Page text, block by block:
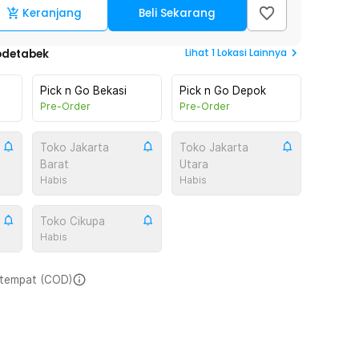
Keranjang Beli Sekarang
Lihat 1Lokasi Lainnya
Pick n Go Bekasi
Pre-Order
Pick n Go Depok
Pre-Order
Toko Jakarta
Barat
Habis
Toko Jakarta
Utara
Habis
Toko Cikupa
Habis
(COD)